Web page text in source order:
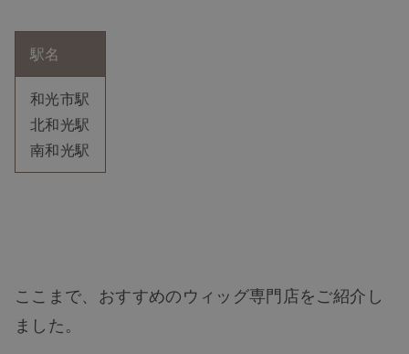
駅名
和光市駅
北和光駅
南和光駅
ここまで、おすすめのウィッグ専門店をご紹介し
ました。